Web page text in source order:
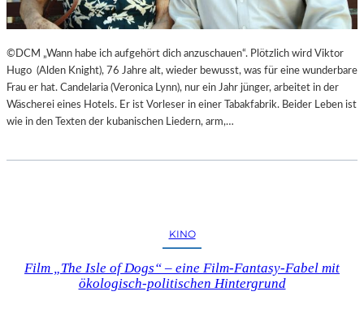
©DCM „Wann habe ich aufgehört dich anzuschauen“. Plötzlich wird Viktor
Hugo (Alden Knight), 76 Jahre alt, wieder bewusst, was für eine wunderbare
Frau er hat. Candelaria (Veronica Lynn), nur ein Jahr jünger, arbeitet in der
Wäscherei eines Hotels. Er ist Vorleser in einer Tabakfabrik. Beider Leben ist
wie in den Texten der kubanischen Liedern, arm,…
KINO
Film „The Isle of Dogs“ – eine Film-Fantasy-Fabel mit
ökologisch-politischen Hintergrund